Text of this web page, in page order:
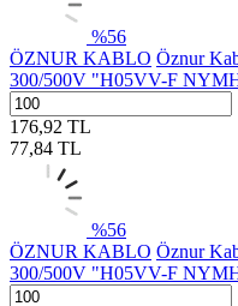
%56
ÖZNUR KABLO Öznur
300/500V "H05VV-F
176,92 TL
77,84 TL
%56
ÖZNUR KABLO Öznur
300/500V "H05VV-F